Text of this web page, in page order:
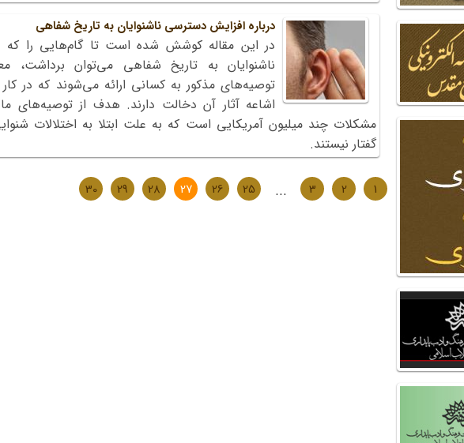
درباره افزایش دسترسی ناشنوایان به تاریخ شفاهی
در این مقاله کوشش شده است تا گام‌هایی را که
ناشنوایان به تاریخ شفاهی می‌توان برداشت،
توصیه‌های مذکور به کسانی ارائه می‌شوند که در
اشاعه آثار آن دخالت دارند. هدف از توصیه‌های
مشکلات چند میلیون آمریکایی است که به علت ابتلا به اختلالات
گفتار نیستند.
1
2
3
...
25
26
27
28
29
30